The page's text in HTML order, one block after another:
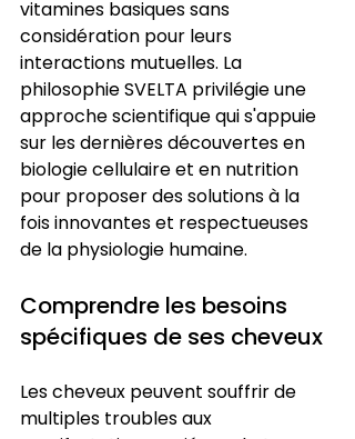
vitamines basiques sans
considération pour leurs
interactions mutuelles. La
philosophie SVELTA privilégie une
approche scientifique qui s'appuie
sur les dernières découvertes en
biologie cellulaire et en nutrition
pour proposer des solutions à la
fois innovantes et respectueuses
de la physiologie humaine.
Comprendre les besoins
spécifiques de ses cheveux
Les cheveux peuvent souffrir de
multiples troubles aux